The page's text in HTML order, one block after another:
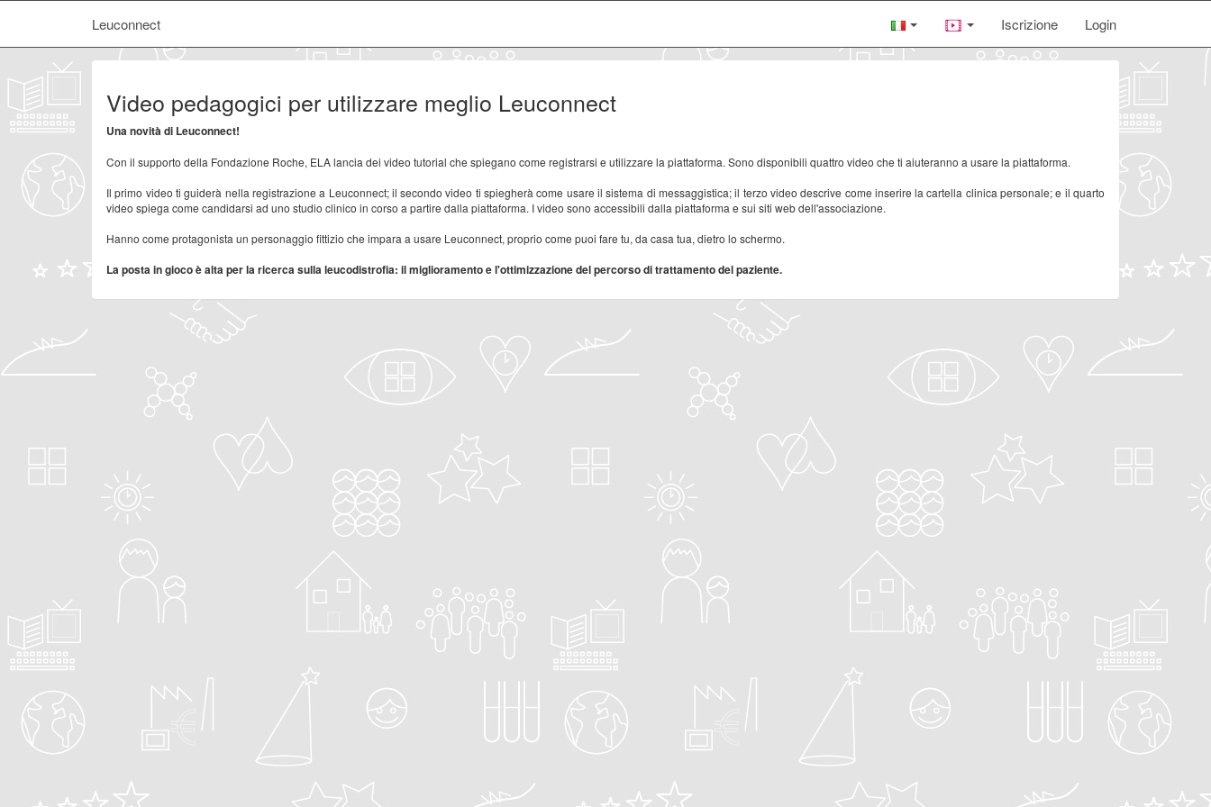
Leuconnect Iscrizione Login
Video pedagogici per utilizzare meglio Leuconnect
Una novità di Leuconnect!
Con il supporto della Fondazione Roche, ELA lancia dei video tutorial che spiegano come registrarsi e utilizzare la piattaforma. Sono disponibili quattro video che ti aiuteranno a usare la piattaforma.
Il primo video ti guiderà nella registrazione a Leuconnect; il secondo video ti spiegherà come usare il sistema di messaggistica; il terzo video descrive come inserire la cartella clinica personale; e il quarto
video spiega come candidarsi ad uno studio clinico in corso a partire dalla piattaforma. I video sono accessibili dalla piattaforma e sui siti web dell'associazione.
Hanno come protagonista un personaggio fittizio che impara a usare Leuconnect, proprio come puoi fare tu, da casa tua, dietro lo schermo.
La posta in gioco è alta per la ricerca sulla leucodistrofia: il miglioramento e l'ottimizzazione del percorso di trattamento del paziente.